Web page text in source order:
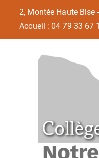
2, Montée Haute Bise
Accueil : 04 79 33 67